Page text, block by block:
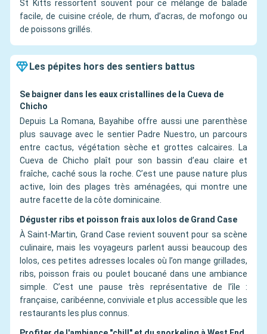
St Kitts ressortent souvent pour ce mélange de balade
facile, de cuisine créole, de rhum, d’acras, de mofongo ou
de poissons grillés.
Les pépites hors des sentiers battus
Se baigner dans les eaux cristallines de la Cueva de
Chicho
Depuis La Romana, Bayahibe offre aussi une parenthèse
plus sauvage avec le sentier Padre Nuestro, un parcours
entre cactus, végétation sèche et grottes calcaires. La
Cueva de Chicho plaît pour son bassin d’eau claire et
fraîche, caché sous la roche. C’est une pause nature plus
active, loin des plages très aménagées, qui montre une
autre facette de la côte dominicaine.
Déguster ribs et poisson frais aux lolos de Grand Case
À Saint-Martin, Grand Case revient souvent pour sa scène
culinaire, mais les voyageurs parlent aussi beaucoup des
lolos, ces petites adresses locales où l’on mange grillades,
ribs, poisson frais ou poulet boucané dans une ambiance
simple. C’est une pause très représentative de l’île :
française, caribéenne, conviviale et plus accessible que les
restaurants les plus connus.